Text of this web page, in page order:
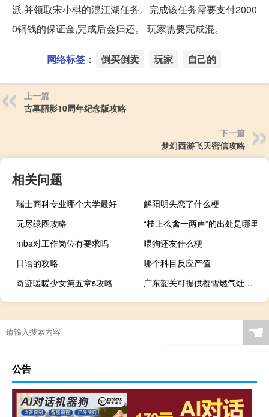
派,并领取宋小棋的混江湖任务。完成该任务需要支付2000
0铜钱的保证金,完成后会归还。 玩家需要完成混。
网络标签： 倒买倒卖 玩家 自己的
上一篇
古墓丽影10周年纪念版攻略
下一篇
梦幻西游飞天密信攻略
相关问题
瑞士商科专业哪个大学最好
解阳明失恋了什么梗
无尽绿圈攻略
“枝上么禽一两声”的出处是哪里
mba对工作岗位有要求吗
喂狗还友什么梗
日语的攻略
哪个科目反应产值
奇迹暖暖少女第五章s攻略
广东韶关可提供樱雪燃气灶维修服务地址在哪
☚
公告